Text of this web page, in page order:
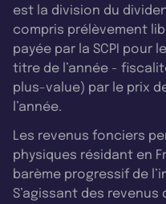
est la division du
compris prélèvement
payée par la SCPI pour
titre de l’année -
plus-value) par le prix
l’année.
Les revenus fonciers
physiques résidant en
barème progressif de
S’agissant des